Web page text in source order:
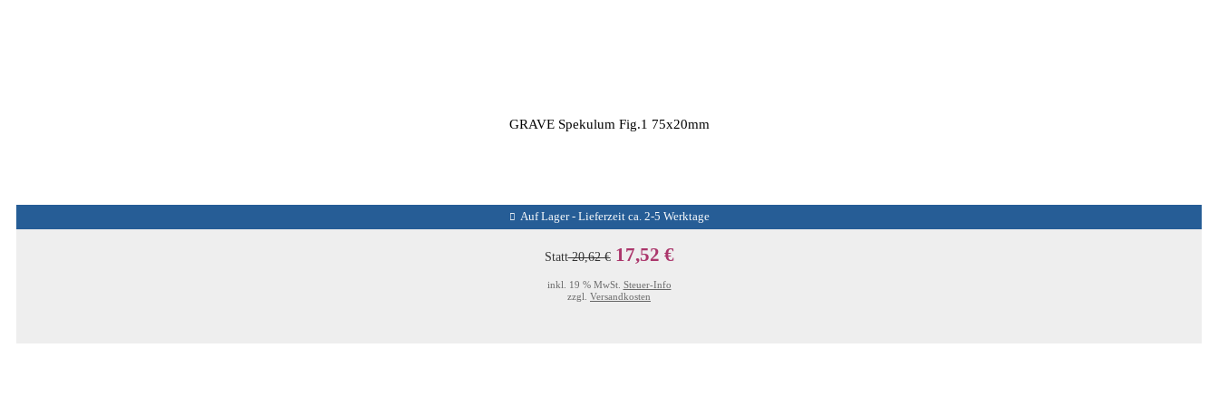
GRAVE Spekulum Fig.1 75x20mm
Auf Lager - Lieferzeit ca. 2-5 Werktage
Statt20,62 € 17,52 €
inkl. 19 % MwSt. Steuer-Info
zzgl. Versandkosten